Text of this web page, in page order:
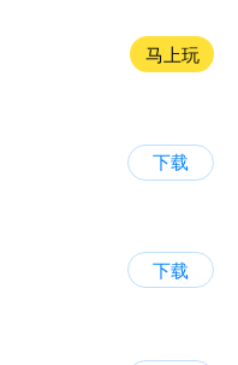
马上玩
下载
下载